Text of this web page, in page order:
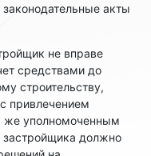
акты
не вправе
средствами до
строительству,
привлечением
же уполномоченным
застройщика должно